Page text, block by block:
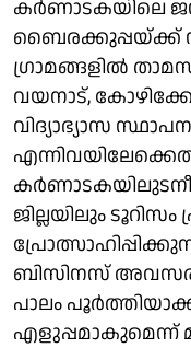
കർണാടകയിലെ
ബൈരക്കുപ്പയ്ക്ക്
ഗ്രാമങ്ങളിൽ
വയനാട്,
വിദ്യാഭ്യാസ
ജില്ലയിലും
ബിസിനസ്
പാലം
എളുപ്പമാകുമെന്ന്